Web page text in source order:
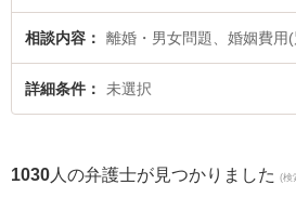
た婚姻費用のトラブルを今すぐに弁護士に相談
解決の実績豊富な近くの弁護士を検索したい』
律相談できる東京都内の弁護士に相談予約した
相談内容
詳細条件 未選択
1030 人の弁護士が見つかりました (検